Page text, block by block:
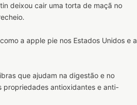
deixou cair uma torta de maçã no
a apple pie nos Estados Unidos e a
que ajudam na digestão e no
propriedades antioxidantes e anti-